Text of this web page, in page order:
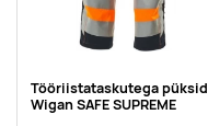
Tööriistataskutega püksid
Wigan SAFE SUPREME